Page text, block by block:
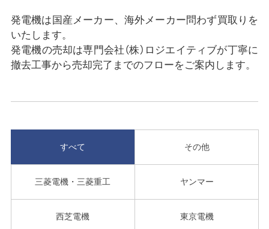
発電機は国産メーカー、海外メーカー問わず買取りを
いたします。
発電機の売却は専門会社（株）ロジエイティブが丁寧に
撤去工事から売却完了までのフローをご案内します。
すべて その他
三菱電機・三菱重工 ヤンマー
西芝電機 東京電機